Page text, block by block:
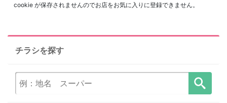
cookie が保存されませんのでお店をお気に入りに登録できません。
チラシを探す